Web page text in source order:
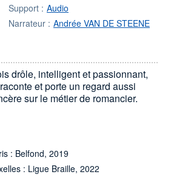
Support : Audio
Narrateur : Andrée VAN DE STEENE
drôle, intelligent et passionnant,
et porte un regard aussi
sur le métier de romancier.
: Belfond, 2019
: Ligue Braille, 2022